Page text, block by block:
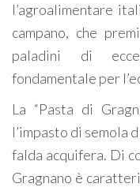
l’agroalimentare
campano, che
paladini di
fondamentale per
La “Pasta di
l’impasto di semola
falda acquifera. Di
Gragnano è